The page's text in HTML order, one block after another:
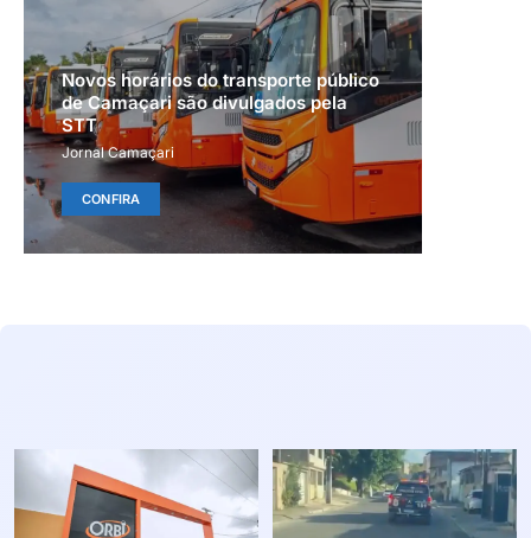
Novos horários do transporte público
de Camaçari são divulgados pela
STT
Jornal Camaçari
CONFIRA